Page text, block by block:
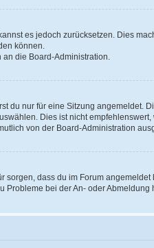
es jedoch zurücksetzen. Dies
können.
an die Board-Administration.
du nur für eine Sitzung angemeldet.
Dies ist nicht
von der Board-Administration
dass du im Forum
bei der An- oder